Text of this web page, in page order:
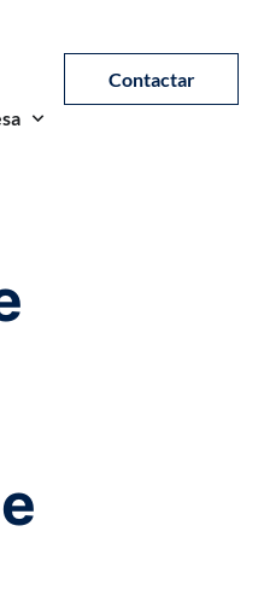
Contactar